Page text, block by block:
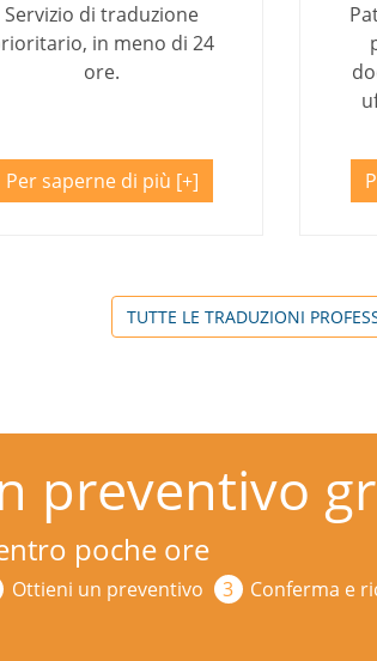
Servizio di traduzione
in meno di 24
ore.
Per saperne di più
TUTTE LE TRADUZIONI
preventivo
poche ore
Ottieni un preventivo Conferma e